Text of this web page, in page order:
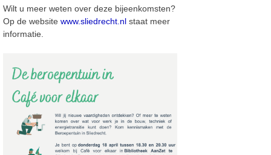
Wilt u meer weten over deze bijeenkomsten?
Op de website www.sliedrecht.nl staat meer
informatie.